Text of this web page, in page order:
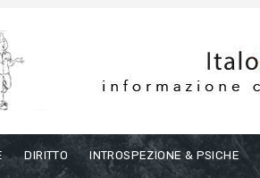
DIRITTO INTROSPEZIONE & PSICHE